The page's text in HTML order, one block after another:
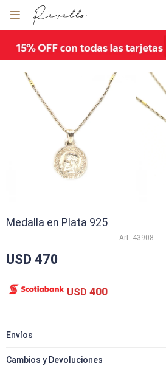

Medalla en Plata 925
43908
USD 470
USD 400
Envíos
Cambios y Devoluciones